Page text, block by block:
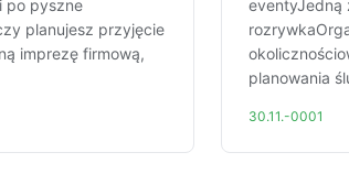
po pyszne
planujesz przyjęcie
imprezę firmową,
eventyJedną
planowania
30.11.-0001